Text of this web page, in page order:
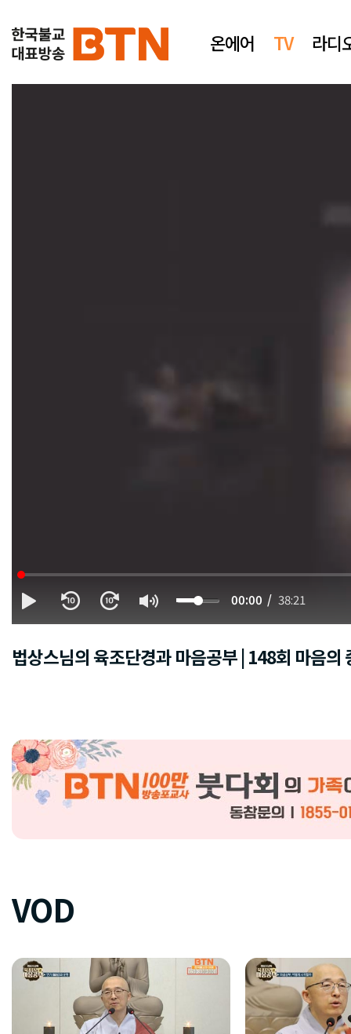
온에어 TV 라디
00:00 38:21
법상스님의 육조단경과 마음공부 | 148회 마음